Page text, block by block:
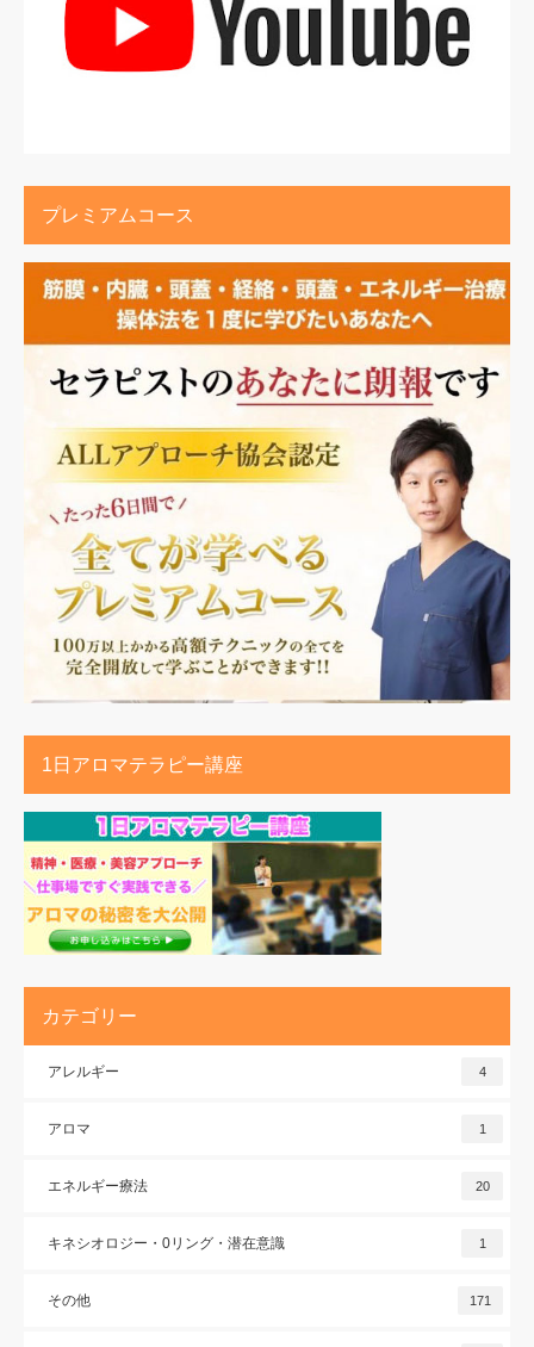
プレミアムコース
1日アロマテラピー講座
カテゴリー
アレルギー 4
アロマ 1
エネルギー療法 20
キネシオロジー・0リング・潜在意識 1
その他 171